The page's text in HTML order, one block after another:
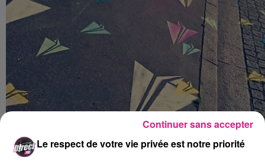
Le respect de votre vie privée est notre priorité
Continuer sans accepter